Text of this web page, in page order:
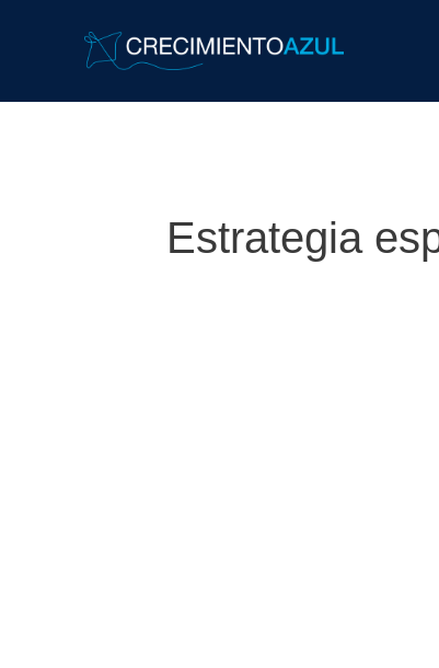
Estrategia